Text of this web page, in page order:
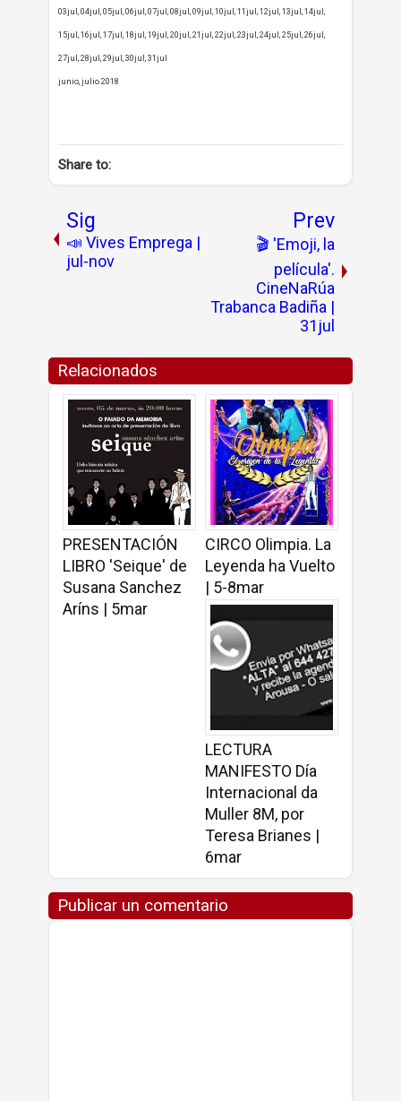
03jul, 04jul, 05jul, 06jul, 07jul, 08jul, 09jul, 10jul, 11jul, 12jul, 13jul, 14jul,
15jul, 16jul, 17jul, 18jul, 19jul, 20jul, 21jul, 22jul, 23jul, 24jul, 25jul, 26jul,
27jul, 28jul, 29jul, 30jul, 31jul
junio, julio 2018
Share to:
Sig
📣 Vives Emprega |
jul-nov
Prev
🎬 'Emoji, la
película'.
CineNaRúa
Trabanca Badiña |
31jul
Relacionados
PRESENTACIÓN
LIBRO 'Seique' de
Susana Sanchez
Aríns | 5mar
CIRCO Olimpia. La
Leyenda ha Vuelto
| 5-8mar
LECTURA
MANIFESTO Día
Internacional da
Muller 8M, por
Teresa Brianes |
6mar
Publicar un comentario